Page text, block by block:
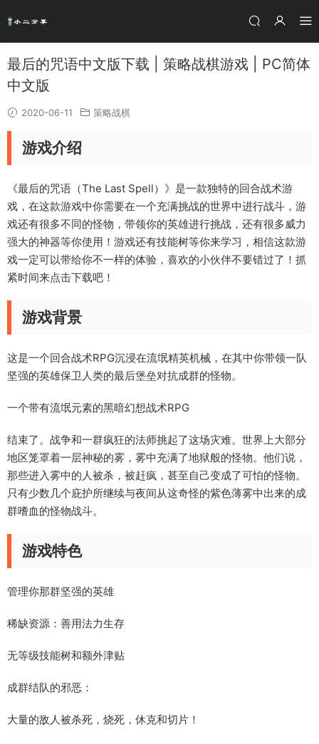
最后的咒语中文版下载 | 策略战棋游戏 | PC简体
中文版
2020-06-11 策略战棋
游戏介绍
《最后的咒语（The Last Spell）》是一款独特的回合战术游
戏，在这款游戏中你需要在一个充满挑战的世界中进行战斗，游
戏还有很多不同的怪物，带领你的英雄进行挑战，还有很多威力
强大的神器等你使用！游戏还有技能树等你来学习，相信这款游
戏一定可以带给你不一样的体验，喜欢的小伙伴不要错过了！抓
紧时间来点击下载吧！
游戏背景
这是一个回合战术RPG沉浸在流氓精英机械，在其中你带领一队
坚强的英雄保卫人类的最后堡垒对抗成群的怪物。
一个带有流氓元素的黑暗幻想战术RPG
结束了。战争和一群疯狂的法师挑起了这场灾难。世界上大部分
地区笼罩着一层神秘的雾，雾中充满了地狱般的怪物。他们说，
那些进入雾中的人被杀，被赶疯，甚至自己变成了可怕的怪物。
只有少数几个庇护所继续与夜间从这奇怪的紫色薄雾中出来的成
群嗜血的怪物战斗。
游戏特色
管理你那群坚强的英雄
稀缺资源：善用法力生存
无等级技能树和额外津贴
成群结队的邪恶：
大量的敌人被杀死，烧死，休克和切片！